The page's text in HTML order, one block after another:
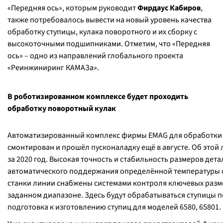
«Передняя ось», которым руководитФирдаус Кабиров,
также потребовалось вывести на новый уровень качества
обработку ступицы, кулака поворотного и их сборку с
высокоточными подшипниками. Отметим, что «Передняя
ось» – одно из направлений глобального проекта
«Реинжиниринг КАМАЗа».
В роботизированном комплексе будет проходить
обработку поворотный кулак
Автоматизированный комплекс фирмы EMAG для
смонтирован и прошёл пусконаладку ещё в августе. Об
за 2020 год. Высокая точность и стабильность размеров
автоматического поддержания определённой
станки линии снабжены системами контроля ключевых
заданном диапазоне. Здесь будут обрабатываться ступицы
подготовка к изготовлению ступиц для моделей 6580, 65801.